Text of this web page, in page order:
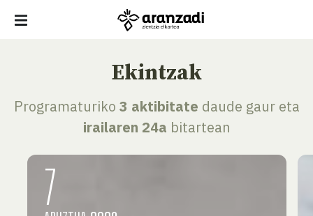
Ekintzak
Programaturiko 3 aktibitate daude gaur eta
irailaren 24a bitartean
7